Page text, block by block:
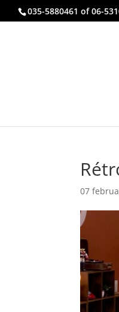
035-5880461 of 06-
07